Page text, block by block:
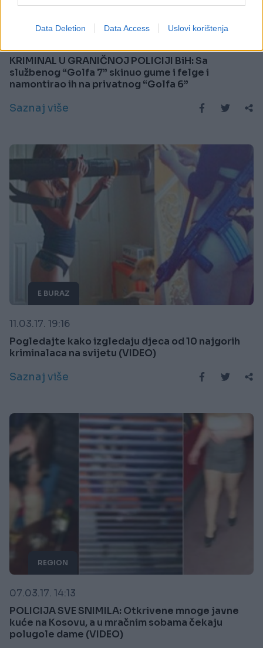
Data Deletion Data Access Uslovi korištenja
KRIMINAL U GRANIČNOJ POLICIJI BiH: Sa
službenog “Golfa 7” skinuo gume i felge i
namontirao ih na privatnog “Golfa 6”
Saznaj više
E BURAZ
11.03.17. 19:16
Pogledajte kako izgledaju djeca od 10 najgorih
kriminalaca na svijetu (VIDEO)
Saznaj više
REGION
07.03.17. 14:13
POLICIJA SVE SNIMILA: Otkrivene mnoge javne
kuće na Kosovu, a u mračnim sobama čekaju
polugole dame (VIDEO)